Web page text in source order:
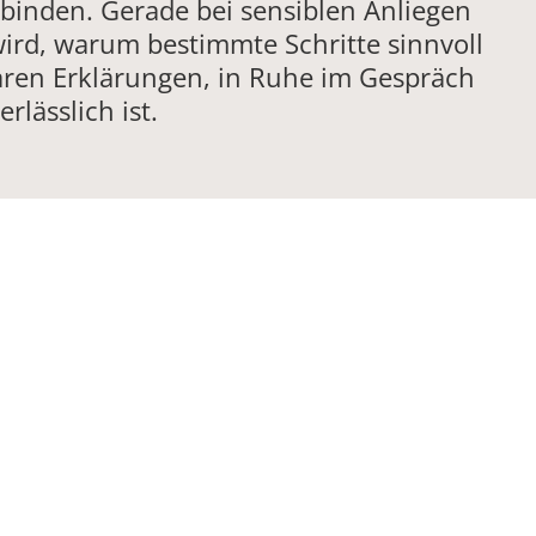
Gerade bei sensiblen Anliegen
warum bestimmte Schritte sinnvoll
Erklärungen, in Ruhe im Gespräch
ist.